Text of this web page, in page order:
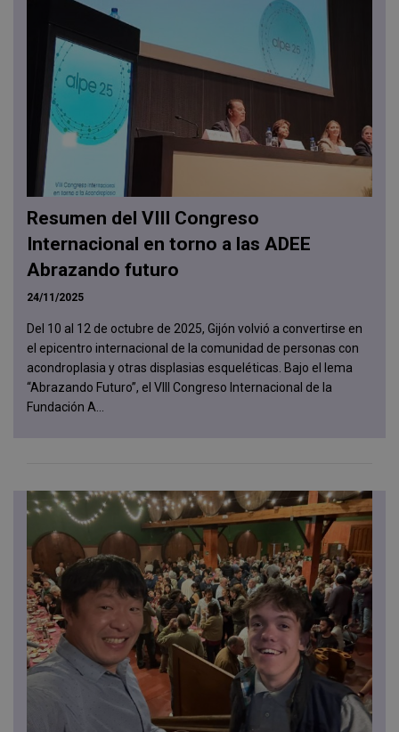
Resumen del VIII Congreso
Internacional en torno a las ADEE
Abrazando futuro
24/11/2025
Del 10 al 12 de octubre de 2025, Gijón volvió a convertirse en
el epicentro internacional de la comunidad de personas con
acondroplasia y otras displasias esqueléticas. Bajo el lema
“Abrazando Futuro”, el VIII Congreso Internacional de la
Fundación A...